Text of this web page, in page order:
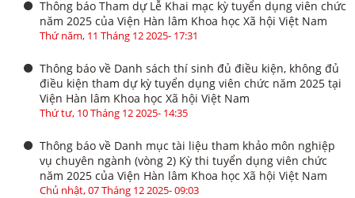
Thông báo Tham dự Lễ Khai mạc kỳ tuyển dụng viên chức
năm 2025 của Viện Hàn lâm Khoa học Xã hội Việt Nam
Thứ năm, 11 Tháng 12 2025- 17:31
Thông báo về Danh sách thí sinh đủ điều kiện, không đủ
điều kiện tham dự kỳ tuyển dụng viên chức năm 2025 tại
Viện Hàn lâm Khoa học Xã hội Việt Nam
Thứ tư, 10 Tháng 12 2025- 14:35
Thông báo về Danh mục tài liệu tham khảo môn nghiệp
vụ chuyên ngành (vòng 2) Kỳ thi tuyển dụng viên chức
năm 2025 của Viện Hàn lâm Khoa học Xã hội Việt Nam
Chủ nhật, 07 Tháng 12 2025- 09:03